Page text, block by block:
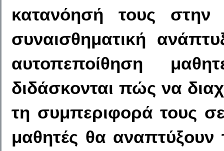
κατανόησή τους στην
συναισθηματική
αυτοπεποίθηση
διδάσκονται πώς να
τη συμπεριφορά τους
μαθητές θα αναπτύξουν